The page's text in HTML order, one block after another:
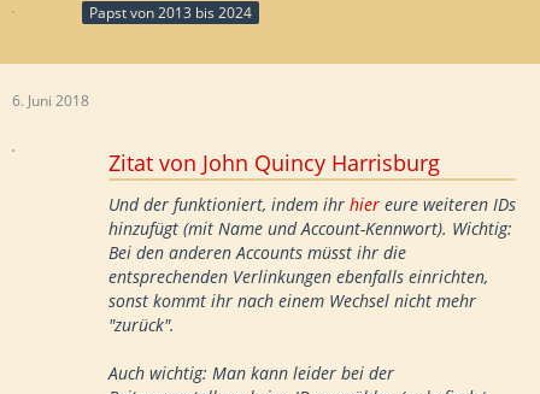
Papst von 2013 bis 2024
6. Juni 2018
Zitat von John Quincy Harrisburg
Und der funktioniert, indem ihr hier eure weiteren IDs
hinzufügt (mit Name und Account-Kennwort). Wichtig:
Bei den anderen Accounts müsst ihr die
entsprechenden Verlinkungen ebenfalls einrichten,
sonst kommt ihr nach einem Wechsel nicht mehr
"zurück".
Auch wichtig: Man kann leider bei der